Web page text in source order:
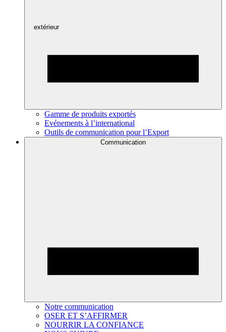
extérieur
Gamme de produits exportés
Evénements à l’international
Outils de communication pour l’Export
Communication
Notre communication
OSER ET S’AFFIRMER
NOURRIR LA CONFIANCE